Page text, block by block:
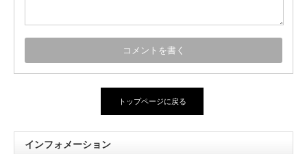
トップページに戻る
インフォメーション